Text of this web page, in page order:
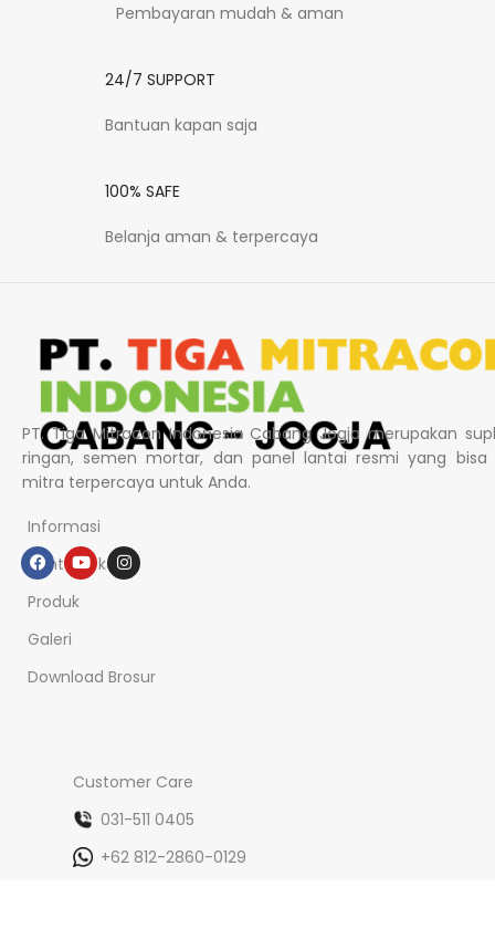
Pembayaran mudah & aman
24/7 SUPPORT
Bantuan kapan saja
100% SAFE
Belanja aman & terpercaya
PT. Tiga Mitracon Indonesia Cabang Jogja merupakan
ringan, semen mortar, dan panel lantai resmi yang bisa
mitra terpercaya untuk Anda.
Informasi
Tentang kami
Produk
Galeri
Download Brosur
Customer Care
031-511 0405
+62 812-2860-0129